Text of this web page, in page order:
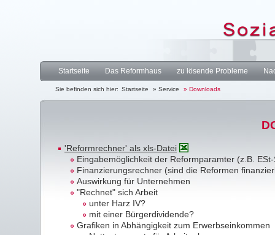
Startseite Das Reformhaus zu lösende Probleme
Sie befinden sich hier: Startseite » Service » Downloads
'Reformrechner' als xls-Datei
Eingabemöglichkeit der Reformparamter (z.B.
Finanzierungsrechner (sind die Reformen
Auswirkung für Unternehmen
"Rechnet" sich Arbeit
unter Harz IV?
mit einer Bürgerdividende?
Grafiken in Abhängigkeit zum Erwerbseinkommen